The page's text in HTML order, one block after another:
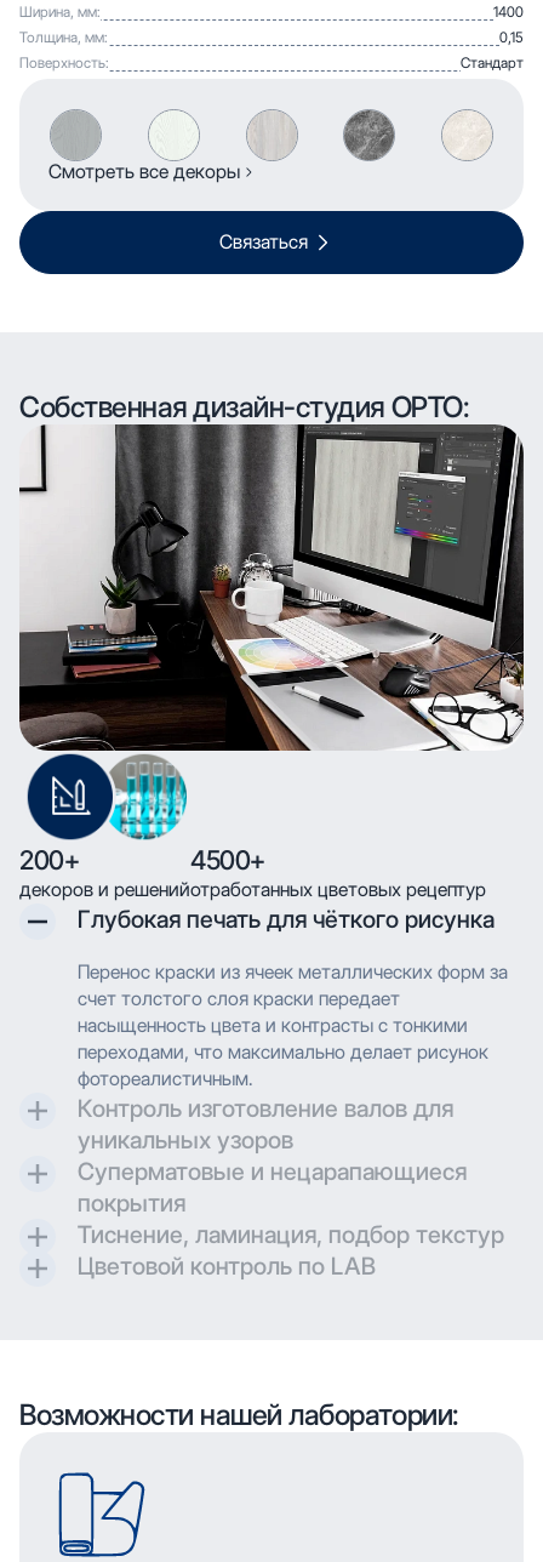
Ширина, мм:
1400
Толщина, мм:
0,15
Поверхность:
Стандарт
Смотреть все декоры
Связаться
Собственная дизайн-студия ОРТО:
200+
декоров и решений
4500+
отработанных цветовых рецептур
Глубокая печать для чёткого рисунка
Перенос краски из ячеек металлических форм за
счет толстого слоя краски передает
насыщенность цвета и контрасты с тонкими
переходами, что максимально делает рисунок
фотореалистичным.
Контроль изготовление валов для
уникальных узоров
Контроль и разработка технических параметров
для гравировки позволяют максимально
воссоздавать дизайн при печати.
Суперматовые и нецарапающиеся
покрытия
Создаем матовые и суперматовые поверхности с
дополнительной защитой для трендовых
Тиснение, ламинация, подбор текстур
Применяем технологию глубокой печати с
долговечность изображения.
Цветовой контроль по LAB
мельчайшими деталями. Многослойное нанесение
обеспечивает насыщенность цвета и
Возможности нашей лаборатории: